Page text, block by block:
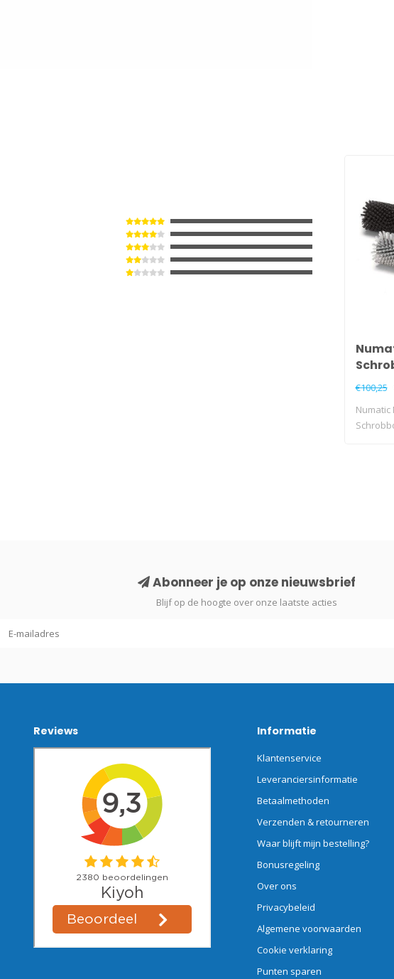
€100,25
Numatic
Abonneer je op onze nieuwsbrief
Blijf op de hoogte over onze laatste acties
Reviews Informatie
Klantenservice
Leveranciersinformatie
Betaalmethoden
Verzenden & retourneren
Waar blijft mijn bestelling?
Bonusregeling
Over ons
Privacybeleid
Algemene voorwaarden
Cookie verklaring
Punten sparen